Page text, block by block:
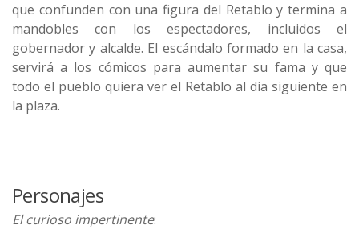
que confunden con una figura del Retablo y termina a
mandobles con los espectadores, incluidos el
gobernador y alcalde. El escándalo formado en la casa,
servirá a los cómicos para aumentar su fama y que
todo el pueblo quiera ver el Retablo al día siguiente en
la plaza.
Personajes
El curioso impertinente: